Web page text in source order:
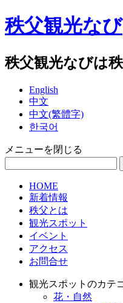
秩父観光なび
秩父観光なびは
English
中文
中文(繁體字)
한국어
メニューを閉じる
HOME
新着情報
秩父とは
観光スポット
イベント
アクセス
お問合せ
観光スポットのカテ
花・自然